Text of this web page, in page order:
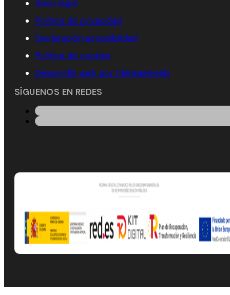
Aviso legal
Política de privacidad
Declaración accesibilidad
Política de cookies
Desarrollo web por Piensaenweb
SÍGUENOS EN REDES